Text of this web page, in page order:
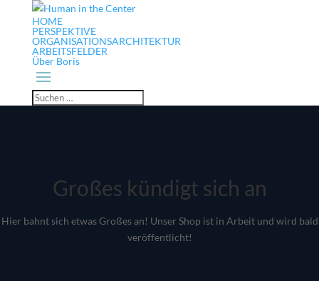
HOME
PERSPEKTIVE
ORGANISATIONSARCHITEKTUR
ARBEITSFELDER
Über Boris
Großes kündigt sich an
Hier bahnt sich etwas Großes an! Unser Shop ist in Arbeit und wird bald
veröffentlicht!